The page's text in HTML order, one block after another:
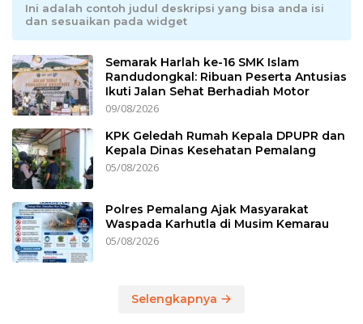
Ini adalah contoh judul deskripsi yang bisa anda isi
dan sesuaikan pada widget
Semarak Harlah ke-16 SMK Islam
Randudongkal: Ribuan Peserta Antusias
Ikuti Jalan Sehat Berhadiah Motor
09/08/2026
KPK Geledah Rumah Kepala DPUPR dan
Kepala Dinas Kesehatan Pemalang
05/08/2026
Polres Pemalang Ajak Masyarakat
Waspada Karhutla di Musim Kemarau
05/08/2026
Selengkapnya